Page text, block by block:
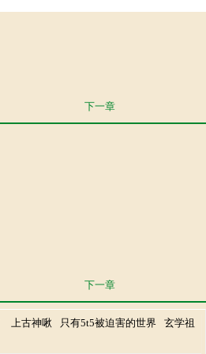
下一章
下一章
上古神啾 只有5t5被迫害的世界
玄学祖